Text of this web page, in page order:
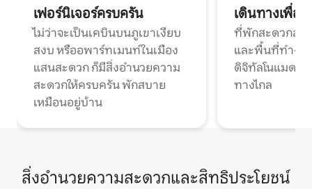
เฟอร์นิเจอร์ครบครัน
ไม่ว่าจะเป็นเคบินบนภูเขาเงียบ
สงบ หรืออพาร์ทเมนท์ในเมือง
แสนสะดวก ก็มีสิ่งอำนวยความ
สะดวกให้ครบครัน พักสบาย
เหมือนอยู่บ้าน
เดินทางเพื่อ
ที่พักสะดวกสบ
และพื้นที่ทำงา
ดิจิทัลโนแมดแ
ทางไกล
สิ่งอำนวยความสะดวกและสิทธิประโยชน์